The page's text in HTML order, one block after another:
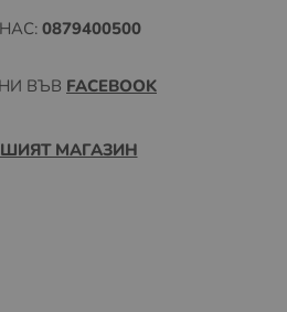
0879400500
ВЪВ FACEBOOK
МАГАЗИН